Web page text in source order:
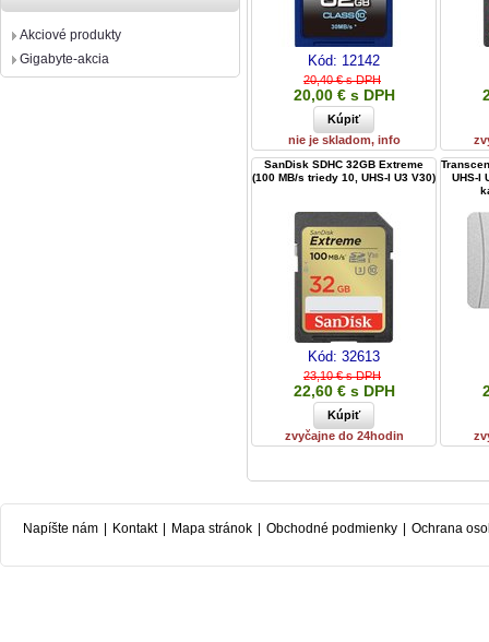
Akciové produkty
Gigabyte-akcia
Kód: 12142
20,40 € s DPH
20,00 € s DPH
nie je skladom, info
SanDisk SDHC 32GB Extreme
(100 MB/s triedy 10, UHS-I U3 V30)
Kód: 32613
23,10 € s DPH
22,60 € s DPH
zvyčajne do 24hodin
UHS-I
Napíšte nám Kontakt Mapa stránok Obchodné podmienky Ochrana